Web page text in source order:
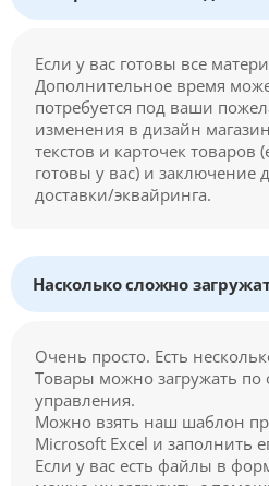
Если у вас готовы все
Дополнительное время
потребуется под ваши
изменения в дизайн
текстов и карточек товаров
готовы у вас) и заключение
доставки/эквайринга.
Насколько сложно
Очень просто. Есть
Товары можно загружать по
управления.
Можно взять наш шаблон
Microsoft Excel и заполнить
Если у вас есть файлы в